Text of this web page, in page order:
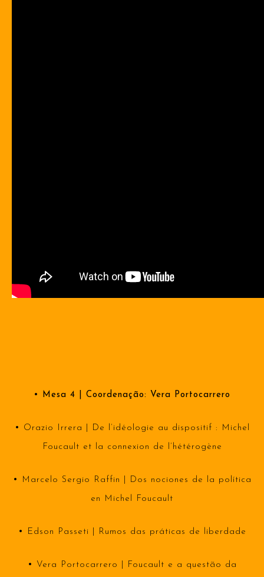
• Mesa 4 | Coordenação: Vera Portocarrero
• Orazio Irrera | De l’idéologie au dispositif : Michel
Foucault et la connexion de l’hétérogène
• Marcelo Sergio Raffin | Dos nociones de la política
en Michel Foucault
• Edson Passeti | Rumos das práticas de liberdade
• Vera Portocarrero | Foucault e a questão da